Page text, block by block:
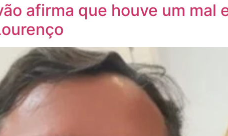
afirma que houve um mal